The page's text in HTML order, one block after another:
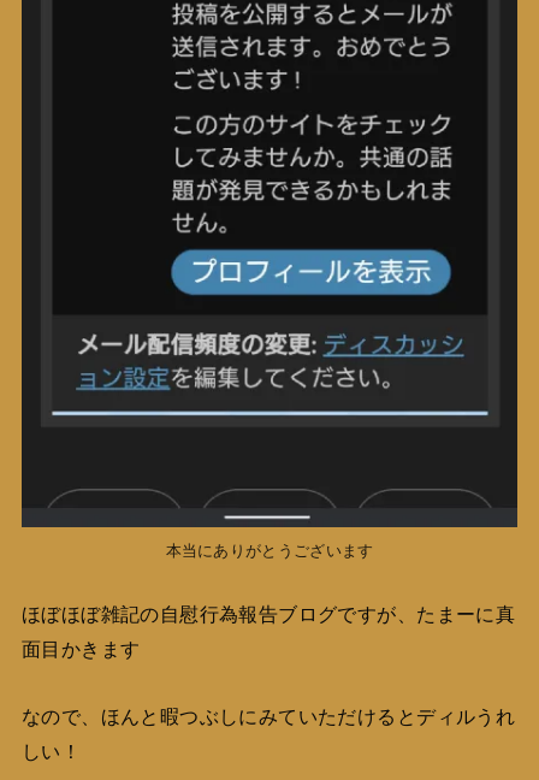
本当にありがとうございます
ほぼほぼ雑記の自慰行為報告ブログですが、たまーに真
面目かきます
なので、ほんと暇つぶしにみていただけるとディルうれ
しい！